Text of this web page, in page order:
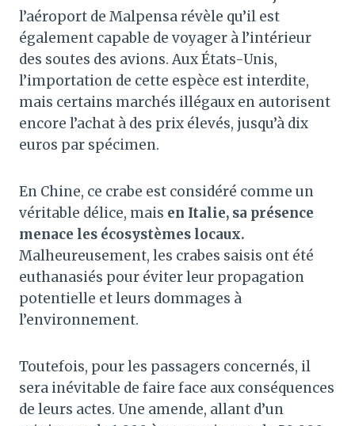
l’aéroport de Malpensa révèle qu’il est
également capable de voyager à l’intérieur
des soutes des avions. Aux États-Unis,
l’importation de cette espèce est interdite,
mais certains marchés illégaux en autorisent
encore l’achat à des prix élevés, jusqu’à dix
euros par spécimen.
En Chine, ce crabe est considéré comme un
véritable délice, mais en Italie, sa présence
menace les écosystèmes locaux.
Malheureusement, les crabes saisis ont été
euthanasiés pour éviter leur propagation
potentielle et leurs dommages à
l’environnement.
Toutefois, pour les passagers concernés, il
sera inévitable de faire face aux conséquences
de leurs actes. Une amende, allant d’un